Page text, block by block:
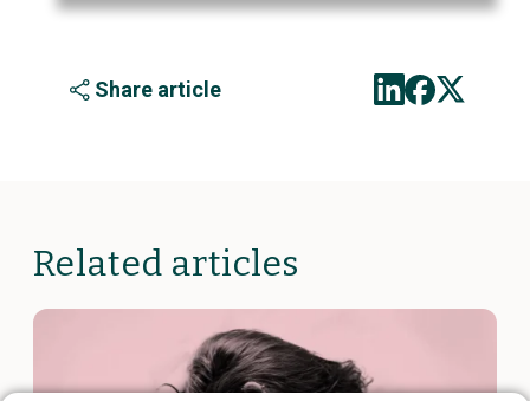
Share article
Related articles